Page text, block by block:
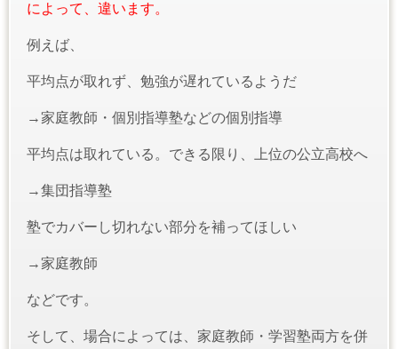
によって、違います。
例えば、
平均点が取れず、勉強が遅れているようだ
→家庭教師・個別指導塾などの個別指導
平均点は取れている。できる限り、上位の公立高校へ
→集団指導塾
塾でカバーし切れない部分を補ってほしい
→家庭教師
などです。
そして、場合によっては、家庭教師・学習塾両方を併